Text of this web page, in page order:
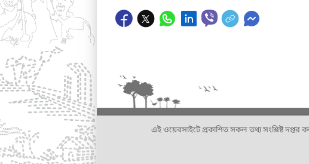
এই ওয়েবসাইটে প্রকাশিত সকল তথ্য সংশ্লিষ্ট দপ্তর